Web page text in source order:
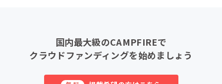
国内最大級のCAMPFIREで
クラウドファンディングを始めましょう